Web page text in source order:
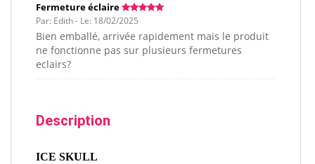
Fermeture éclaire
Par: Edith - Le: 18/02/2025
Bien emballé, arrivée rapidement mais le produit
ne fonctionne pas sur plusieurs fermetures
eclairs?
Description
ICE SKULL